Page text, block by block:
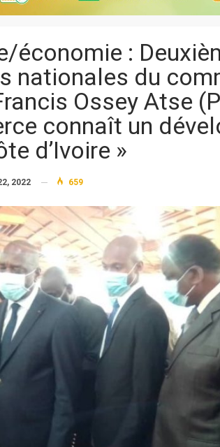
économie :
nationales du
Ossey Atse
connaît un
d’Ivoire »
2022 659